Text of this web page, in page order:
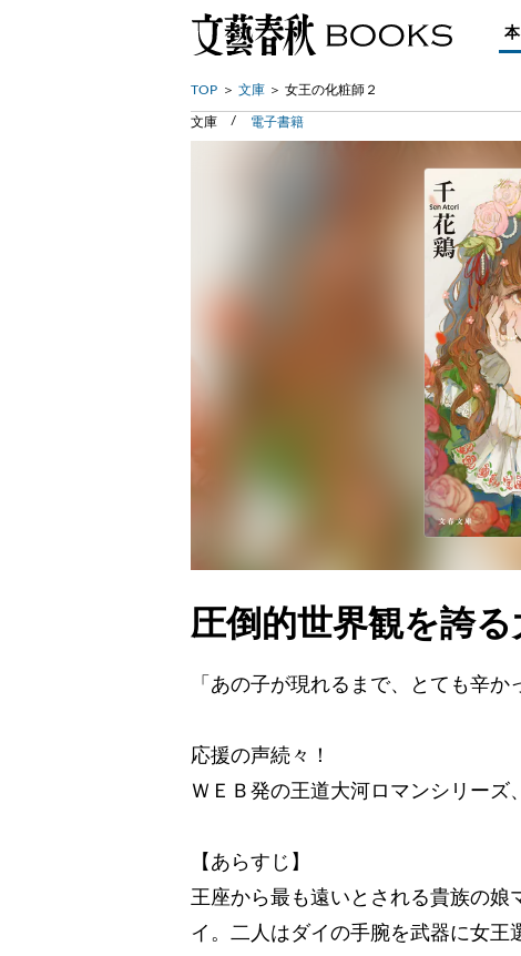
TOP 文庫 女王の化粧師２
文庫 電子書籍
圧倒的世界観を誇
「あの子が現れるまで、とても辛か
応援の声続々！
ＷＥＢ発の王道大河ロマンシリーズ
【あらすじ】
王座から最も遠いとされる貴族の娘
イ。二人はダイの手腕を武器に女